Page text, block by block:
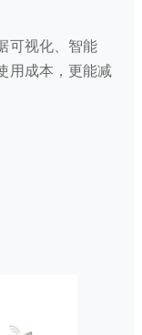
可视化、智能
用成本，更能减